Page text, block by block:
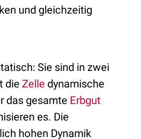
und gleichzeitig
Sie sind in zwei
die Zelle dynamische
das gesamte Erbgut
es. Die
hohen Dynamik